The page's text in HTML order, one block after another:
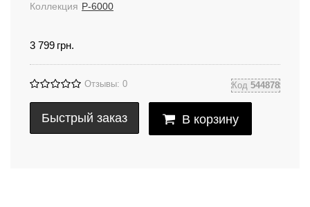
Коллекция P-6000
3 799 грн.
Отзывы: 0 Код 544878
Быстрый заказ В корзину